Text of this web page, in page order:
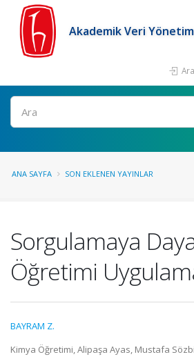
Akademik Veri
Ara
ANA SAYFA SON EKLENEN YAYINLAR
Sorgulamaya
Öğretimi
BAYRAM Z.
Kimya Öğretimi, Alipaşa Ayas, Mustafa